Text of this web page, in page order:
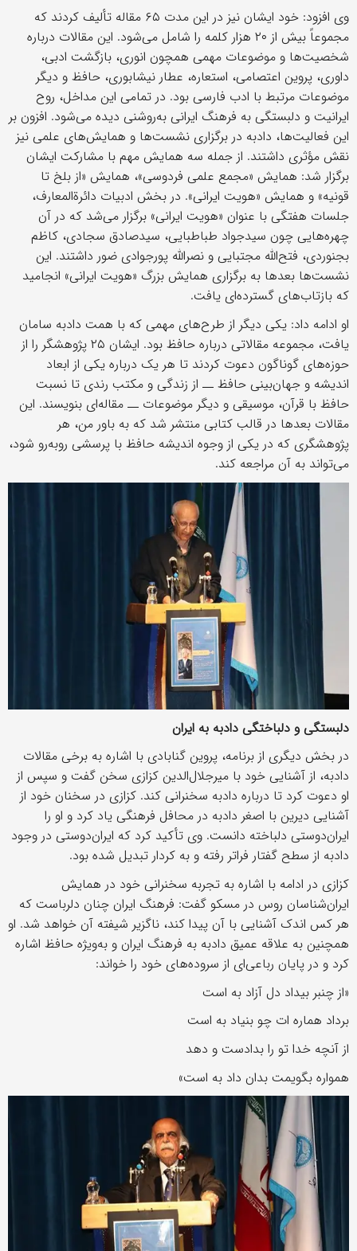
وی افزود: خود ایشان نیز در این مدت ۶۵ مقاله تألیف کردند که
مجموعاً بیش از ۲۰ هزار کلمه را شامل می‌شود. این مقالات درباره
شخصیت‌ها و موضوعات مهمی همچون انوری، بازگشت ادبی،
داوری، پروین اعتصامی، استعاره، عطار نیشابوری، حافظ و دیگر
موضوعات مرتبط با ادب فارسی بود. در تمامی این مداخل، روح
ایرانیت و دلبستگی به فرهنگ ایرانی به‌روشنی دیده می‌شود. افزون بر
این فعالیت‌ها، دادبه در برگزاری نشست‌ها و همایش‌های علمی نیز
نقش مؤثری داشتند. از جمله سه همایش مهم با مشارکت ایشان
برگزار شد: همایش «مجمع علمی فردوسی»، همایش «از بلخ تا
قونیه» و همایش «هویت ایرانی». در بخش ادبیات دائرةالمعارف،
جلسات هفتگی با عنوان «هویت ایرانی» برگزار می‌شد که در آن
چهره‌هایی چون سیدجواد طباطبایی، سیدصادق سجادی، کاظم
بجنوردی، فتح‌الله مجتبایی و نصرالله پورجوادی ضور داشتند. این
نشست‌ها بعدها به برگزاری همایش بزرگ «هویت ایرانی» انجامید
که بازتاب‌های گسترده‌ای یافت.
او ادامه داد: یکی دیگر از طرح‌های مهمی که با همت دادبه سامان
یافت، مجموعه مقالاتی درباره حافظ بود. ایشان ۲۵ پژوهشگر را از
حوزه‌های گوناگون دعوت کردند تا هر یک درباره یکی از ابعاد
اندیشه و جهان‌بینی حافظ ــ از زندگی و مکتب رندی تا نسبت
حافظ با قرآن، موسیقی و دیگر موضوعات ــ مقاله‌ای بنویسند. این
مقالات بعدها در قالب کتابی منتشر شد که به باور من، هر
پژوهشگری که در یکی از وجوه اندیشه حافظ با پرسشی روبه‌رو شود،
می‌تواند به آن مراجعه کند.
دلبستگی و دلباختگی دادبه به ایران
در بخش دیگری از برنامه، پروین گنابادی با اشاره به برخی مقالات
دادبه، از آشنایی خود با میرجلال‌الدین کزازی سخن گفت و سپس از
او دعوت کرد تا درباره دادبه سخنرانی کند. کزازی در سخنان خود از
آشنایی دیرین با اصغر دادبه در محافل فرهنگی یاد کرد و او را
ایران‌دوستی دلباخته دانست. وی تأکید کرد که ایران‌دوستی در وجود
دادبه از سطح گفتار فراتر رفته و به کردار تبدیل شده بود.
کزازی در ادامه با اشاره به تجربه سخنرانی خود در همایش
ایران‌شناسان روس در مسکو گفت: فرهنگ ایران چنان دلرباست که
هر کس اندک آشنایی با آن پیدا کند، ناگزیر شیفته آن خواهد شد. او
همچنین به علاقه عمیق دادبه به فرهنگ ایران و به‌ویژه حافظ اشاره
کرد و در پایان رباعی‌ای از سروده‌های خود را خواند:
«از چنبر بیداد دل آزاد به است
برداد هماره ات چو بنیاد به است
از آنچه خدا تو را بدادست و دهد
همواره بگویمت بدان داد به است»